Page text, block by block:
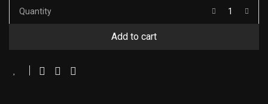
Quantity
Add to cart